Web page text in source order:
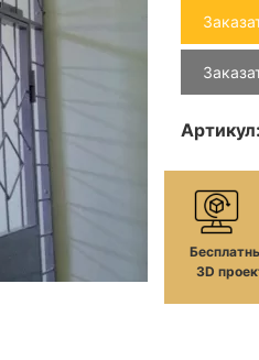
Артикул:
3D